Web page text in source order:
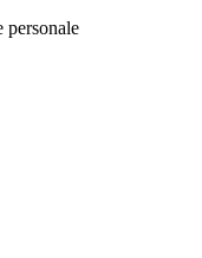
personale